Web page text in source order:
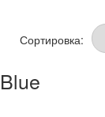
Сортировка: